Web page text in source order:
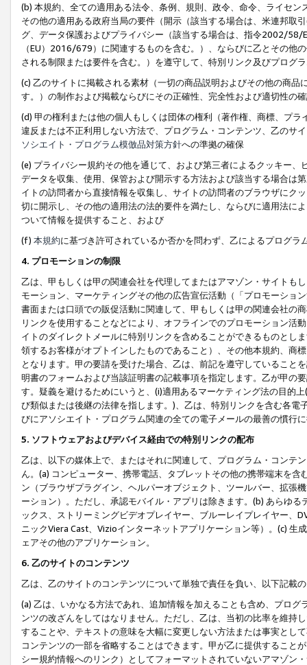
(b) 本規約、全ての適用ある法令、条例、規則、政令、命令、ライセ
その他の適用ある政府当局の要件（開示（該当する場合は、米連邦取
グ、データ保護およびプライバシー（該当する場合は、指令2002/58/
（EU）2016/679）に関連するものを含む。）、ならびに乙とその他
される制限または要件を含む。）を遵守して、特別リンク及びプログ
(c) 乙のサイトに掲載される素材（一切の商品説明およびその他の商
す。）の制作および掲載ならびにその正確性、完全性および適切性の
(d) 甲の権利または他の個人もしくは団体の権利（著作権、商標、プ
違反または不正利用しない方法で、プログラム・コンテンツ、乙のサ
ソシエイト・プログラム模倣品対策方針への準拠の確保
(e) プライバシー規約その他を通じて、および第三者によるクッキー
データを収集、使用、保管および開示する方法および該当する場合は
イトの訪問者から直接情報を収集し、サイトの訪問者のブラウザにク
切に開示し、その他の適用法の法的要件を満たし、ならびに適用法に
ついて情報を提供すること、および
(f) 本規約に基づき許可されているか否かを問わず、乙によるプログ
4. プロモーションの制限
乙は、甲もしくは甲の関連会社を代理してまたはアマゾン・サイトも
モーション、マーケティングその他の広告宣伝活動（「プロモーショ
書面または口頭での販促活動に関連して、甲もしくは甲の関連会社の
リンクを使用することなどにより、オフラインでのプロモーション活
イトのダイレクトメールに特別リンクを含めることができるものとし
領するお客様がオプトインしたものであること）、その他本規約、商
となります。甲の要請を受けた場合、乙は、前記を遵守していること
明書のフォームおよび当該証明書の記載事項を指定します。乙が甲の
す。疑義を避けるためにいうと、(i)適用あるマーケティング法の目的
び類似または後継の法律を指します。)、乙は、特別リンクを含む各
びにアソシエイト・プログラム関連の全ての電子メールの最善の慣行
5. ソフトウェアおよびデバイス経由での特別リンクの配布
乙は、以下の媒体上で、またはそれに関連して、プログラム・コンテ
ん。(a) コンピューター、携帯電話、タブレットその他の携帯端末を
ン（ブラウザプラグイン、ヘルパーオブジェクト、ツールバー、拡張
ーション）。ただし、承認モバイル・アプリは除きます。(b) あらゆ
ックス、ストリーミングビデオプレイヤー、ブルーレイプレイヤー、
ニックViera Cast、Vizioインターネットアプリケーション等）。(c)
ェアその他のアプリケーション。
6. 乙のサイトのコンテンツ
乙は、乙のサイトのコンテンツについて単独で責任を負い、以下記載
(a) 乙は、いかなる方法であれ、追加情報を加えることも含め、プロ
ンツの改ざんをしてはなりません。ただし、乙は、当初の比率を維持
することや、テキストの意味を大幅に変更しない方法または事実とし
コンテンツの一部を省略することはできます。甲が乙に提供すること
シー規約情報へのリンク）としてフォーマットされていないアマゾン